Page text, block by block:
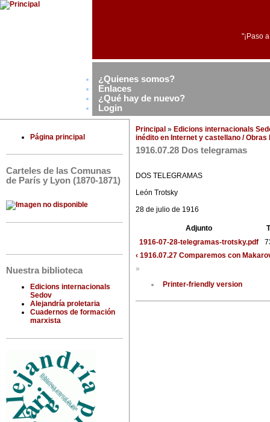
"¡Paso
¿Quienes somos?
Enlaces
¿Qué hay de nuevo?
Login
Página principal
Carteles de las Comunas
de París y Lyon (1870-1871)
Nuestra biblioteca
Edicions internacionals
Sedov
Alejandría proletaria
Cuadernos de formación
marxista
Principal » Edicions internacionals
inédito en Internet y castellano / Obras
1916.07.28 Dos telegramas
DOS TELEGRAMAS
León Trotsky
28 de julio de 1916
Adjunto
1916-07-28-telegramas-trotsky.pdf
‹ 1916.07.27 Comparemos con
»
Printer-friendly version